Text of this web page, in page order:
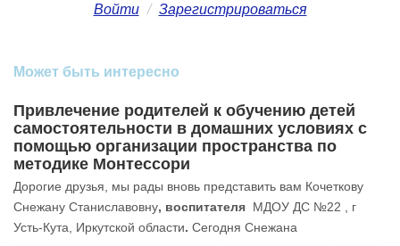
Войти / Зарегистрироваться
Может быть интересно
Привлечение родителей к обучению детей
самостоятельности в домашних условиях с
помощью организации пространства по
методике Монтессори
Дорогие друзья, мы рады вновь представить вам Кочеткову
Снежану Станиславовну, воспитателя МДОУ ДС №22 , г
Усть-Кута, Иркутской области. Сегодня Снежана